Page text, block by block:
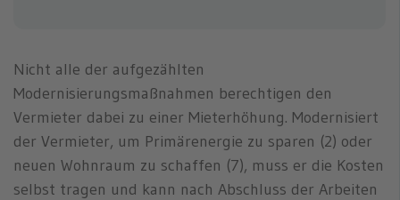
Nicht alle der aufgezählten
Modernisierungsmaßnahmen berechtigen den
Vermieter dabei zu einer Mieterhöhung. Modernisiert
der Vermieter, um Primärenergie zu sparen (2) oder
neuen Wohnraum zu schaffen (7), muss er die Kosten
selbst tragen und kann nach Abschluss der Arbeiten